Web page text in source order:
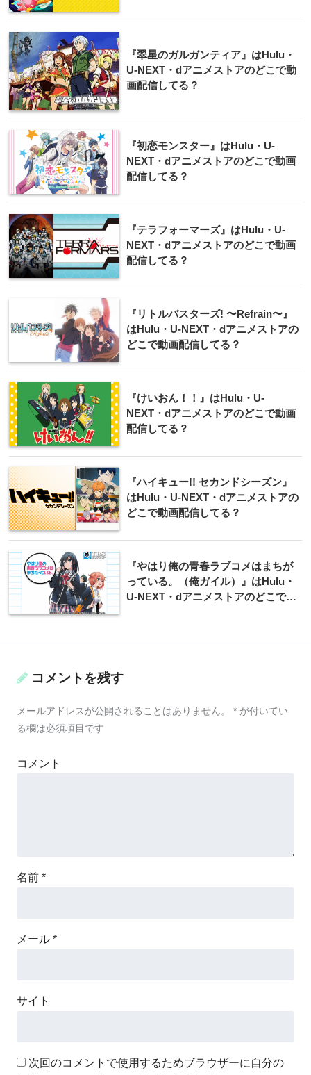
『翠星のガルガンティア』はHulu・
U-NEXT・dアニメストアのどこで動
画配信してる？
『初恋モンスター』はHulu・U-
NEXT・dアニメストアのどこで動画
配信してる？
『テラフォーマーズ』はHulu・U-
NEXT・dアニメストアのどこで動画
配信してる？
『リトルバスターズ! 〜Refrain〜』
はHulu・U-NEXT・dアニメストアの
どこで動画配信してる？
『けいおん！！』はHulu・U-
NEXT・dアニメストアのどこで動画
配信してる？
『ハイキュー!! セカンドシーズン』
はHulu・U-NEXT・dアニメストアの
どこで動画配信してる？
『やはり俺の青春ラブコメはまちが
っている。（俺ガイル）』はHulu・
U-NEXT・dアニメストアのどこで動
コメントを残す
メールアドレスが公開されることはありません。 * が付いてい
る欄は必須項目です
コメント
名前 *
メール *
サイト
次回のコメントで使用するためブラウザーに自分の